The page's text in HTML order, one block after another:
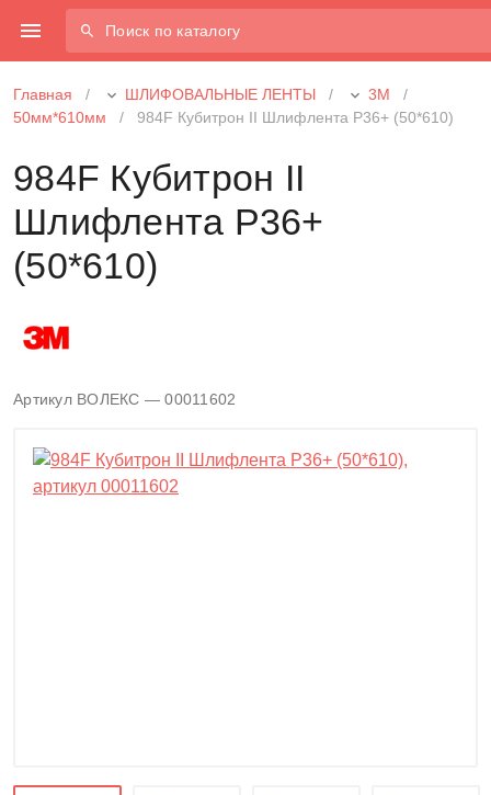
Поиск по каталогу
Главная / ШЛИФОВАЛЬНЫЕ ЛЕНТЫ / 3М
/
50мм*610мм
/ 984F Кубитрон II Шлифлента P36+ (50*610)
984F Кубитрон II
Шлифлента P36+
(50*610)
Артикул ВОЛЕКС — 00011602